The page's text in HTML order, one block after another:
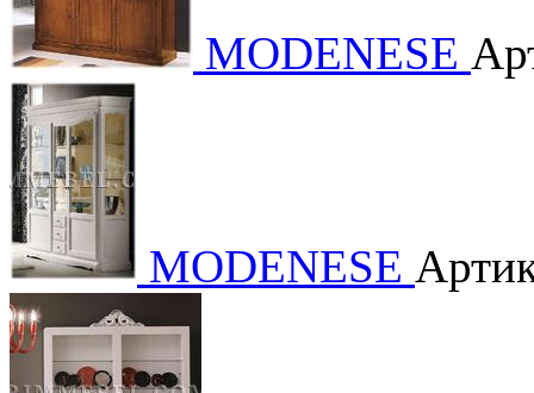
MODENESE
MODENESE